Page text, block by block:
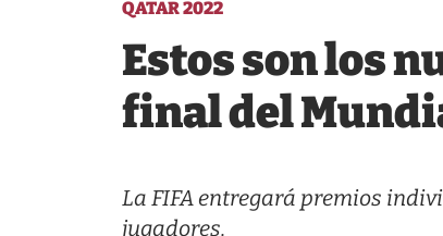
QATAR 2022
Estos son los
final del
La FIFA entregará premios
jugadores.